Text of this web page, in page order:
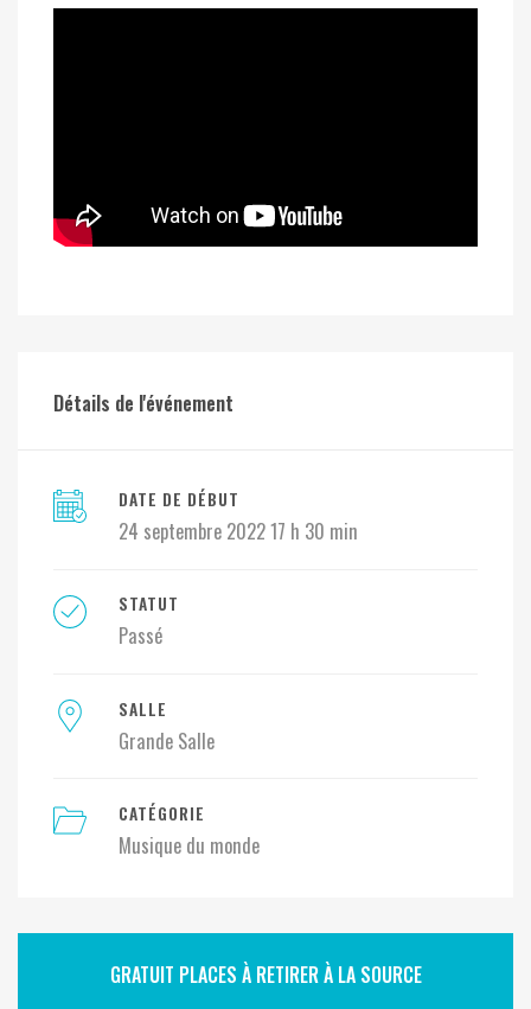
Détails de l'événement
DATE DE DÉBUT
24 septembre 2022 17 h 30 min
STATUT
Passé
SALLE
Grande Salle
CATÉGORIE
Musique du monde
GRATUIT PLACES À RETIRER À LA SOURCE